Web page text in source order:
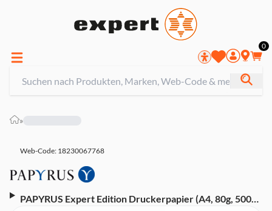
0
»
Web-Code: 18230067768
PAPYRUS Expert Edition Druckerpapier (A4, 80g, 500